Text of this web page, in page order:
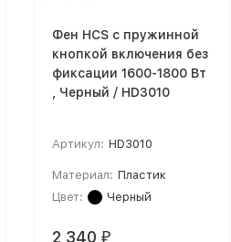
Фен HCS с пружинной
кнопкой включения без
фиксации 1600-1800 Вт
, Черный / HD3010
Артикул: HD3010
Материал: Пластик
Цвет:
Черный
2 340 ₽